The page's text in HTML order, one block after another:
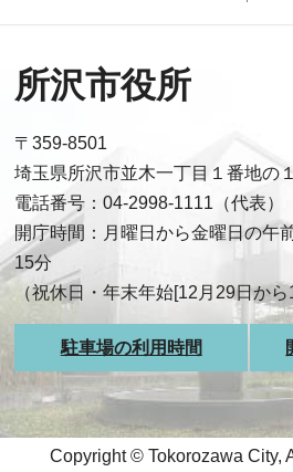
所沢市役所
〒359-8501
埼玉県所沢市並木一丁目１番地の１
電話番号：04-2998-1111（代表）
開庁時間：月曜日から金曜日の午
15分
（祝休日・年末年始[12月29日か
駐車場の利用時間
Copyright © Tokorozawa City,